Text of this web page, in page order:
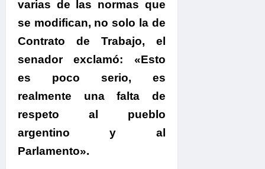
varias de las normas que
se modifican, no solo la de
Contrato de Trabajo, el
senador exclamó: «Esto
es poco serio, es
realmente una falta de
respeto al pueblo
argentino y al
Parlamento».